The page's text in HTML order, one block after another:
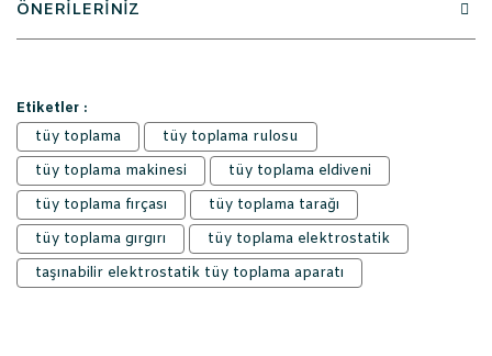
ÖNERİLERİNİZ
Etiketler :
tüy toplama
tüy toplama rulosu
tüy toplama makinesi
tüy toplama eldiveni
tüy toplama fırçası
tüy toplama tarağı
tüy toplama gırgırı
tüy toplama elektrostatik
taşınabilir elektrostatik tüy toplama aparatı